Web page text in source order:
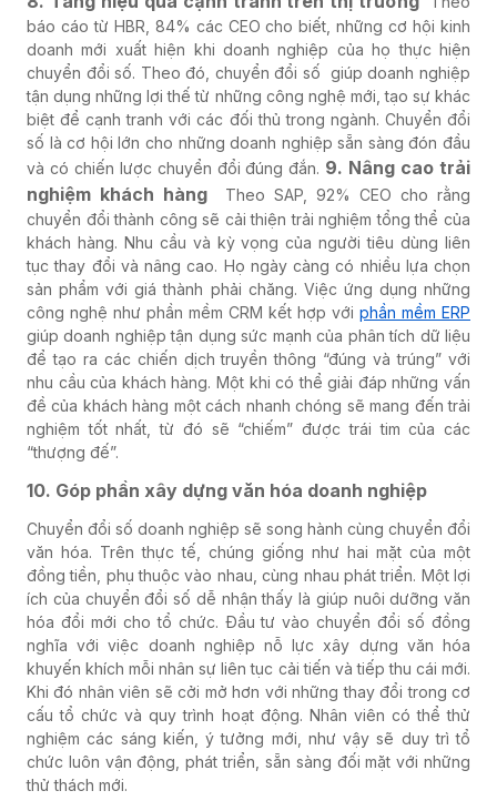
báo cáo từ HBR, 84% các CEO cho biết, những cơ hội kinh
doanh mới xuất hiện khi doanh nghiệp của họ thực hiện
chuyển đổi số. Theo đó, chuyển đổi số giúp doanh nghiệp
tận dụng những lợi thế từ những công nghệ mới, tạo sự khác
biệt để cạnh tranh với các đối thủ trong ngành. Chuyển đổi
số là cơ hội lớn cho những doanh nghiệp sẵn sàng đón đầu
và có chiến lược chuyển đổi đúng đắn. 9. Nâng cao trải
nghiệm khách hàng
Theo SAP, 92% CEO cho rằng
chuyển đổi thành công sẽ cải thiện trải nghiệm tổng thể của
khách hàng. Nhu cầu và kỳ vọng của người tiêu dùng liên
tục thay đổi và nâng cao. Họ ngày càng có nhiều lựa chọn
sản phẩm với giá thành phải chăng. Việc ứng dụng những
công nghệ như phần mềm CRM kết hợp với phần mềm ERP
giúp doanh nghiệp tận dụng sức mạnh của phân tích dữ liệu
để tạo ra các chiến dịch truyền thông “đúng và trúng” với
nhu cầu của khách hàng. Một khi có thể giải đáp những vấn
đề của khách hàng một cách nhanh chóng sẽ mang đến trải
nghiệm tốt nhất, từ đó sẽ “chiếm” được trái tim của các
“thượng đế”.
10. Góp phần xây dựng văn hóa doanh nghiệp
Chuyển đổi số doanh nghiệp sẽ song hành cùng chuyển đổi
văn hóa. Trên thực tế, chúng giống như hai mặt của một
đồng tiền, phụ thuộc vào nhau, cùng nhau phát triển. Một lợi
ích của chuyển đổi số dễ nhận thấy là giúp nuôi dưỡng văn
hóa đổi mới cho tổ chức. Đầu tư vào chuyển đổi số đồng
nghĩa với việc doanh nghiệp nỗ lực xây dựng văn hóa
khuyến khích mỗi nhân sự liên tục cải tiến và tiếp thu cái mới.
Khi đó nhân viên sẽ cởi mở hơn với những thay đổi trong cơ
cấu tổ chức và quy trình hoạt động. Nhân viên có thể thử
nghiệm các sáng kiến, ý tưởng mới, như vậy sẽ duy trì tổ
chức luôn vận động, phát triển, sẵn sàng đối mặt với những
thử thách mới.